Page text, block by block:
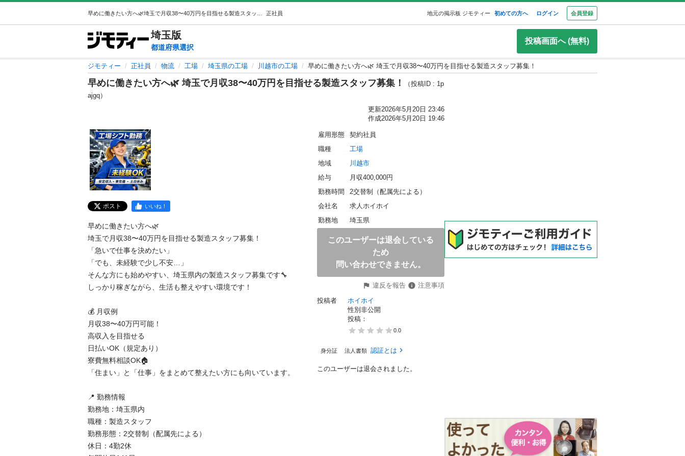
正社員 地元の掲示板 ジモティー 初めての方へ ログイン 会員登録
埼玉版
都道府県選択
投稿画面へ (無料)
ジモティー 正社員 物流 工場 埼玉県の工場 川越市の工場 早めに働きたい方へ🌿 埼玉で月収38〜40万円を目指せる製造スタッフ募集！
早めに働きたい方へ🌿 埼玉で月収38〜40万円を目指せる製造スタッフ募集！
（投稿ID : 1p
ajgq）
更新2026年5月20日 23:46
作成2026年5月20日 19:46
ポスト いいね！
早めに働きたい方へ🌿
埼玉で月収38〜40万円を目指せる製造スタッフ募集！
「急いで仕事を決めたい」
「でも、未経験で少し不安…」
そんな方にも始めやすい、埼玉県内の製造スタッフ募集です🔧
しっかり稼ぎながら、生活も整えやすい環境です！
💰 月収例
月収38〜40万円可能！
高収入を目指せる
日払いOK（規定あり）
寮費無料相談OK🏠
「住まい」と「仕事」をまとめて整えたい方にも向いています。
📍 勤務情報
勤務地：埼玉県内
職種：製造スタッフ
勤務形態：2交替制（配属先による）
休日：4勤2休
雇用形態
契約社員
職種
工場
地域
川越市
給与
月収400,000円
勤務時間
2交替制（配属先による）
会社名
求人ホイホイ
勤務地
埼玉県
このユーザーは退会している
ため
問い合わせできません。
違反を報告
注意事項
投稿者
ホイホイ
性別非公開
投稿：
0.0
身分証 法人書類 認証とは
このユーザーは退会されました。